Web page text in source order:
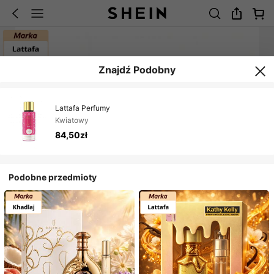
Znajdź Podobny
Lattafa Perfumy
Kwiatowy
84,50zł
Podobne przedmioty